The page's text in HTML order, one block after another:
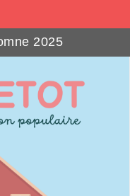
2025
2025
bar associatif
bénévoles
la MJC